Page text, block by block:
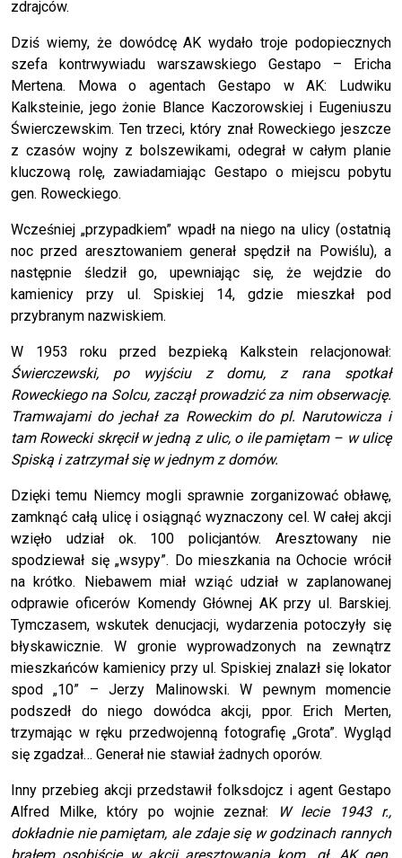
zdrajców.
Dziś wiemy, że dowódcę AK wydało troje podopiecznych
szefa kontrwywiadu warszawskiego Gestapo – Ericha
Mertena. Mowa o agentach Gestapo w AK: Ludwiku
Kalksteinie, jego żonie Blance Kaczorowskiej i Eugeniuszu
Świerczewskim. Ten trzeci, który znał Roweckiego jeszcze
z czasów wojny z bolszewikami, odegrał w całym planie
kluczową rolę, zawiadamiając Gestapo o miejscu pobytu
gen. Roweckiego.
Wcześniej „przypadkiem” wpadł na niego na ulicy (ostatnią
noc przed aresztowaniem generał spędził na Powiślu), a
następnie śledził go, upewniając się, że wejdzie do
kamienicy przy ul. Spiskiej 14, gdzie mieszkał pod
przybranym nazwiskiem.
W 1953 roku przed bezpieką Kalkstein relacjonował:
Świerczewski, po wyjściu z domu, z rana spotkał
Roweckiego na Solcu, zaczął prowadzić za nim obserwację.
Tramwajami do jechał za Roweckim do pl. Narutowicza i
tam Rowecki skręcił w jedną z ulic, o ile pamiętam – w ulicę
Spiską i zatrzymał się w jednym z domów.
Dzięki temu Niemcy mogli sprawnie zorganizować obławę,
zamknąć całą ulicę i osiągnąć wyznaczony cel. W całej akcji
wzięło udział ok. 100 policjantów. Aresztowany nie
spodziewał się „wsypy”. Do mieszkania na Ochocie wrócił
na krótko. Niebawem miał wziąć udział w zaplanowanej
odprawie oficerów Komendy Głównej AK przy ul. Barskiej.
Tymczasem, wskutek denucjacji, wydarzenia potoczyły się
błyskawicznie. W gronie wyprowadzonych na zewnątrz
mieszkańców kamienicy przy ul. Spiskiej znalazł się lokator
spod „10” – Jerzy Malinowski. W pewnym momencie
podszedł do niego dowódca akcji, ppor. Erich Merten,
trzymając w ręku przedwojenną fotografię „Grota”. Wygląd
się zgadzał… Generał nie stawiał żadnych oporów.
Inny przebieg akcji przedstawił folksdojcz i agent Gestapo
Alfred Milke, który po wojnie zeznał:
W lecie 1943 r.,
dokładnie nie pamiętam, ale zdaje się w godzinach rannych